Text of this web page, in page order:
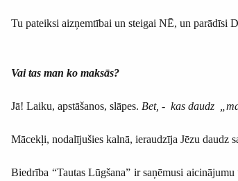
Tu pateiksi aizņemtībai un steigai NĒ, un parādīsi
Vai tas man ko maksās?
Jā! Laiku, apstāšanos, slāpes. Bet, - kas daudz
Mācekļi, nodalījušies kalnā, ieraudzīja Jēzu daudz
Biedrība “Tautas Lūgšana” ir saņēmusi